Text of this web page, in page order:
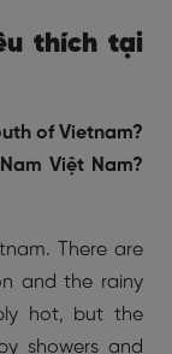
thích tại
of Vietnam?
Việt Nam?
There are
and the rainy
hot, but the
showers and